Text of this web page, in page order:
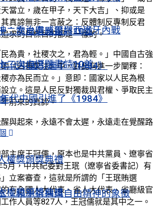
二次自選題畫詩10首
代中國引進了《1984》
權獎頒獎典禮
：和平祈禱與自由精神的象徵
：喬治奧威爾與西班牙內戰
二次自選題畫詩10首
代中國引進了《1984》
權獎頒獎典禮
當立，歲在甲子，天下大吉」、抑或是
其真諦無非一言蔽之：反體制反專制反君
求的目標目的都是一樣的。
為貴，社稷次之，君為輕。」中國自古強
《四書集注》中，對此有進一步闡釋：
稷亦為民而立。」意即：國家以人民為根
立。這是人民反對獨裁與君權、爭取民主
前來的真諦。
與起來，永遠不會太遲，永遠走在覺醒路
主席王冠儒，原本也是中共黨員、遼寧省
5月，中共紀委對王珉（遼寧省委書記）有
立案審查，這就是所謂的「王珉賄選
有全國人大代表、省人大代表、省廳級官
作人員等827人，王冠儒就是其中之一。